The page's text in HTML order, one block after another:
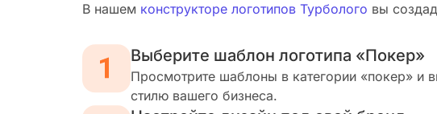
В нашем конструкторе логотипов Турболого вы
Выберите шаблон логотипа «Покер»
Просмотрите шаблоны в категории «покер» и
стилю вашего бизнеса.